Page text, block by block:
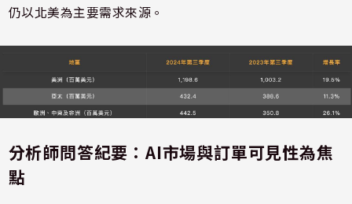
仍以北美為主要需求來源。
分析師問答紀要：AI市場與訂單可見性為焦
點